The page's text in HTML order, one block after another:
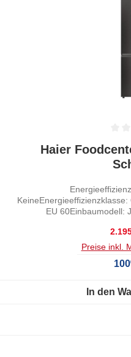
Durchschnittliche
Haier
EU 60Einbaumodell:
Preise inkl.
In den